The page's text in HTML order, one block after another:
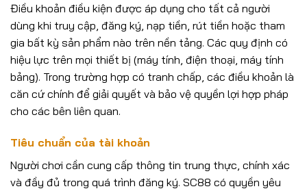
Điều khoản điều kiện được áp dụng cho tất cả người
dùng khi truy cập, đăng ký, nạp tiền, rút tiền hoặc tham
gia bất kỳ sản phẩm nào trên nền tảng. Các quy định có
hiệu lực trên mọi thiết bị (máy tính, điện thoại, máy tính
bảng). Trong trường hợp có tranh chấp, các điều khoản là
căn cứ chính để giải quyết và bảo vệ quyền lợi hợp pháp
cho các bên liên quan.
Tiêu chuẩn của tài khoản
Người chơi cần cung cấp thông tin trung thực, chính xác
và đầy đủ trong quá trình đăng ký. SC88 có quyền yêu